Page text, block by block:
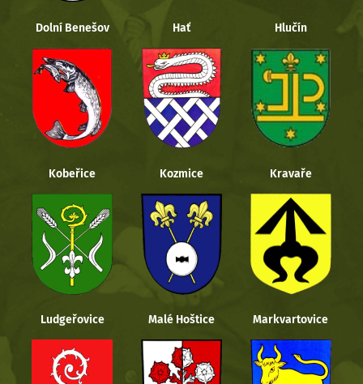
Dolní Benešov Hať Hlučín
Kobeřice Kozmice Kravaře
Ludgeřovice Malé Hoštice Markvartovice